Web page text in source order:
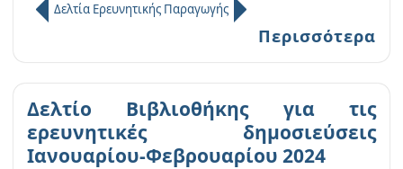
Δελτία Ερευνητικής Παραγωγής
Περισσότερα
Δελτίο Βιβλιοθήκης για τις
ερευνητικές δημοσιεύσεις
Ιανουαρίου-Φεβρουαρίου 2024